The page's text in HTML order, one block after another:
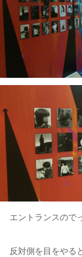
エントランスので
反対側を目をやる